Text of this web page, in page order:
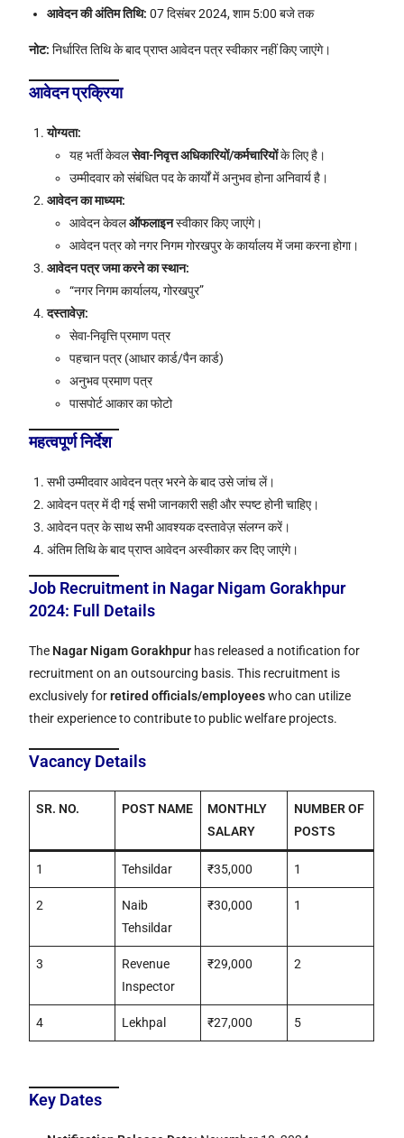
आवेदन की अंतिम तिथि: 07 दिसंबर 2024, शाम 5:00 बजे तक
नोट: निर्धारित तिथि के बाद प्राप्त आवेदन पत्र स्वीकार नहीं किए जाएंगे।
आवेदन प्रक्रिया
योग्यता:
यह भर्ती केवलसेवा-निवृत्त अधिकारियों/कर्मचारियोंके लिए है।
उम्मीदवार को संबंधित पद के कार्यों में अनुभव होना अनिवार्य है।
आवेदन का माध्यम:
आवेदन केवलऑफलाइनस्वीकार किए जाएंगे।
आवेदन पत्र को नगर निगम गोरखपुर के कार्यालय में जमा करना होगा।
आवेदन पत्र जमा करने का स्थान:
“नगर निगम कार्यालय, गोरखपुर”
दस्तावेज़:
सेवा-निवृत्ति प्रमाण पत्र
पहचान पत्र (आधार कार्ड/पैन कार्ड)
अनुभव प्रमाण पत्र
पासपोर्ट आकार का फोटो
महत्वपूर्ण निर्देश
सभी उम्मीदवार आवेदन पत्र भरने के बाद उसे जांच लें।
आवेदन पत्र में दी गई सभी जानकारी सही और स्पष्ट होनी चाहिए।
आवेदन पत्र के साथ सभी आवश्यक दस्तावेज़ संलग्न करें।
अंतिम तिथि के बाद प्राप्त आवेदन अस्वीकार कर दिए जाएंगे।
Job Recruitment in Nagar Nigam Gorakhpur
2024: Full Details
The Nagar Nigam Gorakhpur has released a notification for
recruitment on an outsourcing basis. This recruitment is
exclusively forretired officials/employeeswho can utilize
their experience to contribute to public welfare projects.
Vacancy Details
SR. NO. POST NAME
MONTHLY
SALARY
NUMBER OF
POSTS
1 Tehsildar ₹35,000 1
2
Naib
Tehsildar
₹30,000 1
3
Revenue
Inspector
₹29,000 2
4 Lekhpal ₹27,000 5
Key Dates